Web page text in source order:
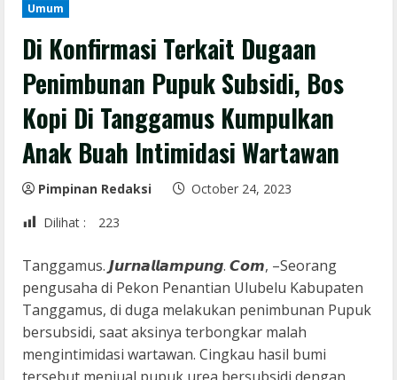
Umum
Di Konfirmasi Terkait Dugaan
Penimbunan Pupuk Subsidi, Bos
Kopi Di Tanggamus Kumpulkan
Anak Buah Intimidasi Wartawan
Pimpinan Redaksi
October 24, 2023
Dilihat :
223
Tanggamus. 𝙅𝙪𝙧𝙣𝙖𝙡𝙡𝙖𝙢𝙥𝙪𝙣𝙜. 𝘾𝙤𝙢, –Seorang
pengusaha di Pekon Penantian Ulubelu Kabupaten
Tanggamus, di duga melakukan penimbunan Pupuk
bersubsidi, saat aksinya terbongkar malah
mengintimidasi wartawan. Cingkau hasil bumi